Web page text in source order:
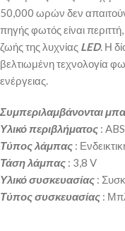
50,000 ωρών δεν
πηγής φωτός είναι
ζωής της λυχνίας LED. Η
βελτιωμένη τεχνολογία
ενέργειας.
Συμπεριλαμβάνονται
Υλικό περιβλήματος : ABS
Τύπος λάμπας :
Τάση λάμπας : 3,8 V
Υλικό συσκευασίας :
Τύπος συσκευασίας :